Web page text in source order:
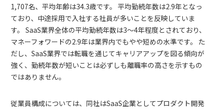
1,707名、平均年齢は34.3歳です。 平均勤続年数は2.9年となっ
ており、中途採用で入社する社員が多いことを反映していま
す。 SaaS業界全体の平均勤続年数は3〜4年程度とされており、
マネーフォワードの2.9年は業界内でもやや短めの水準です。 た
だし、SaaS業界では転職を通じてキャリアアップを図る傾向が
強く、勤続年数が短いことは必ずしも離職率の高さを示すもの
ではありません。
従業員構成については、同社はSaaS企業としてプロダクト開発